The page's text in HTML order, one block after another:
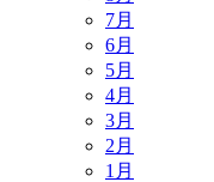
7月
6月
5月
4月
3月
2月
1月